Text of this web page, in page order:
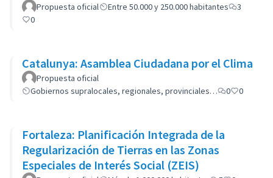
Propuesta oficial Entre 50.000 y 250.000 habitantes
3
0
Catalunya: Asamblea Ciudadana por el Clima
Propuesta oficial
Gobiernos supralocales, regionales, provinciales…
0 0
Fortaleza: Planificación Integrada de la
Regularización de Tierras en las Zonas
Especiales de Interés Social (ZEIS)